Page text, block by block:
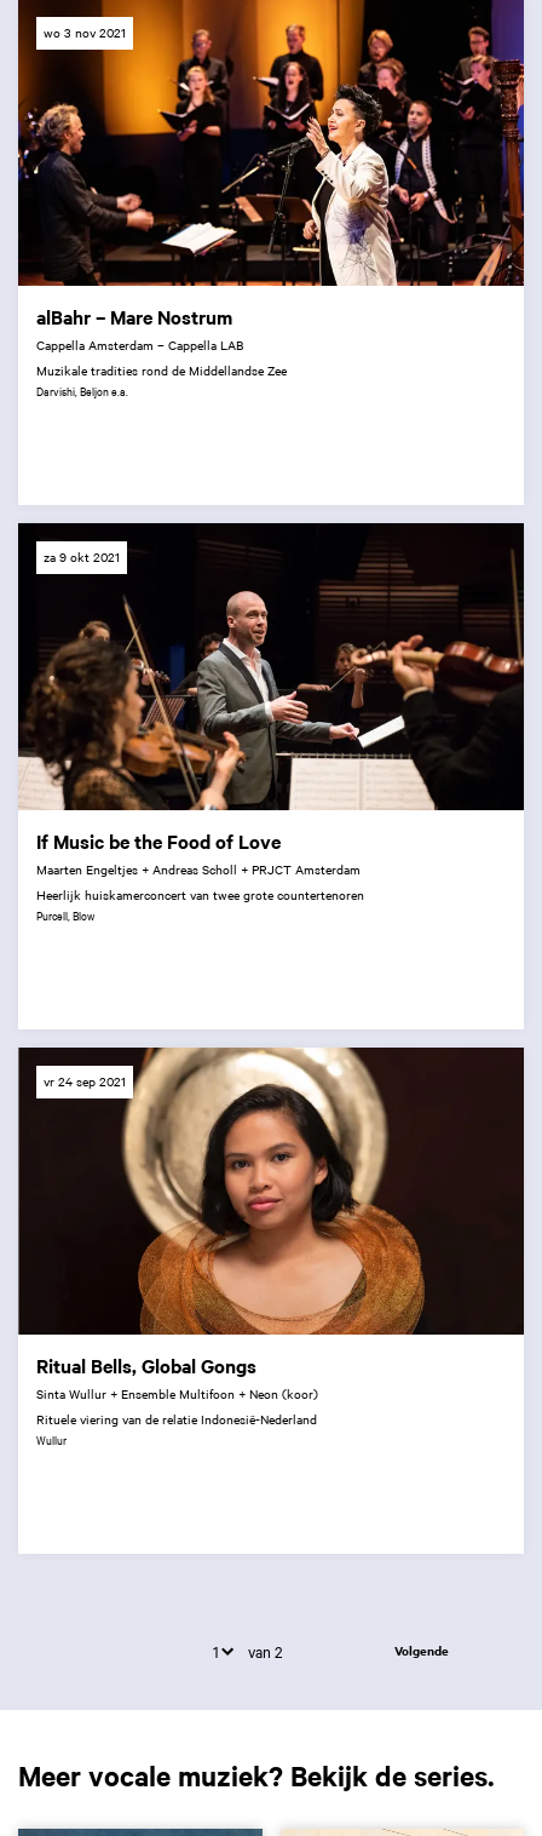
alBahr – Mare Nostrum
Cappella Amsterdam – Cappella LAB
Muzikale tradities rond de Middellandse Zee
Darvishi, Beljon e.a.
wo 3 nov 2021
If Music be the Food of Love
Maarten Engeltjes + Andreas Scholl + PRJCT Amsterdam
Heerlijk huiskamerconcert van twee grote countertenoren
Purcell, Blow
za 9 okt 2021
Ritual Bells, Global Gongs
Sinta Wullur + Ensemble Multifoon + Neon (koor)
Rituele viering van de relatie Indonesië-Nederland
Wullur
vr 24 sep 2021
van 2 Volgende
Meer vocale muziek? Bekijk de series.